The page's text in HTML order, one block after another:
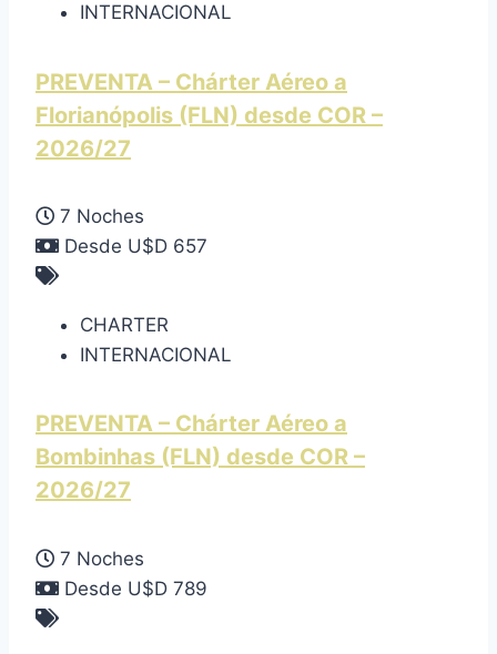
INTERNACIONAL
PREVENTA – Chárter Aéreo a
Florianópolis (FLN) desde COR –
2026/27
7 Noches
Desde U$D 657
CHARTER
INTERNACIONAL
PREVENTA – Chárter Aéreo a
Bombinhas (FLN) desde COR –
2026/27
7 Noches
Desde U$D 789